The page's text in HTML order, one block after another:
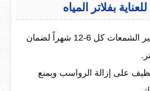
بفلاتر المياه
يوصى بتغيير الشمعات كل 6-12 شهراً لضمان
على إزالة الرواسب ويمنع